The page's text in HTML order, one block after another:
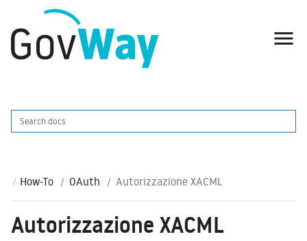

How-To OAuth Autorizzazione XACML
Autorizzazione XACML